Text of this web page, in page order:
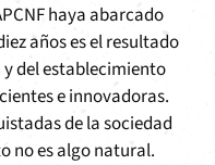
haya abarcado
años es el resultado
del establecimiento
e innovadoras.
de la sociedad
no es algo natural.